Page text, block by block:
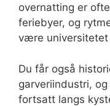
overnatting er
feriebyer, og
være universitetet
Du får også
garveriindustri,
fortsatt langs